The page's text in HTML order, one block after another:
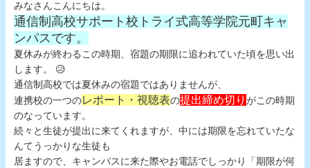
みなさんこんにちは。
通信制高校サポート校トライ式高等学院元町キャ
ンパスです。
夏休みが終わるこの時期、宿題の期限に追われていた頃を思い出
します。 😥
通信制高校では夏休みの宿題ではありませんが、
連携校の一つのレポート・視聴表の提出締め切り がこの時期
のなっています。
続々と生徒が提出に来てくれますが、中には期限を忘れていたな
んてうっかりな生徒も
居ますので、キャンパスに来た際やお電話でしっかり「期限が何